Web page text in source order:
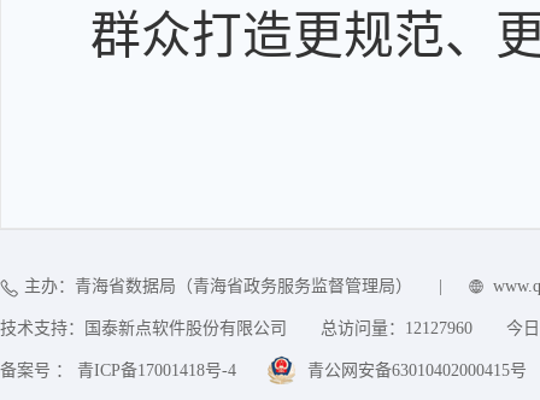
群众打造更规范、
主办：青海省数据局（青海省政务服务监督管理局）
技术支持：国泰新点软件股份有限公司 总访问量： 12127960 今
备案号 ： 青ICP备17001418号-4 青公网安备63010402000415号